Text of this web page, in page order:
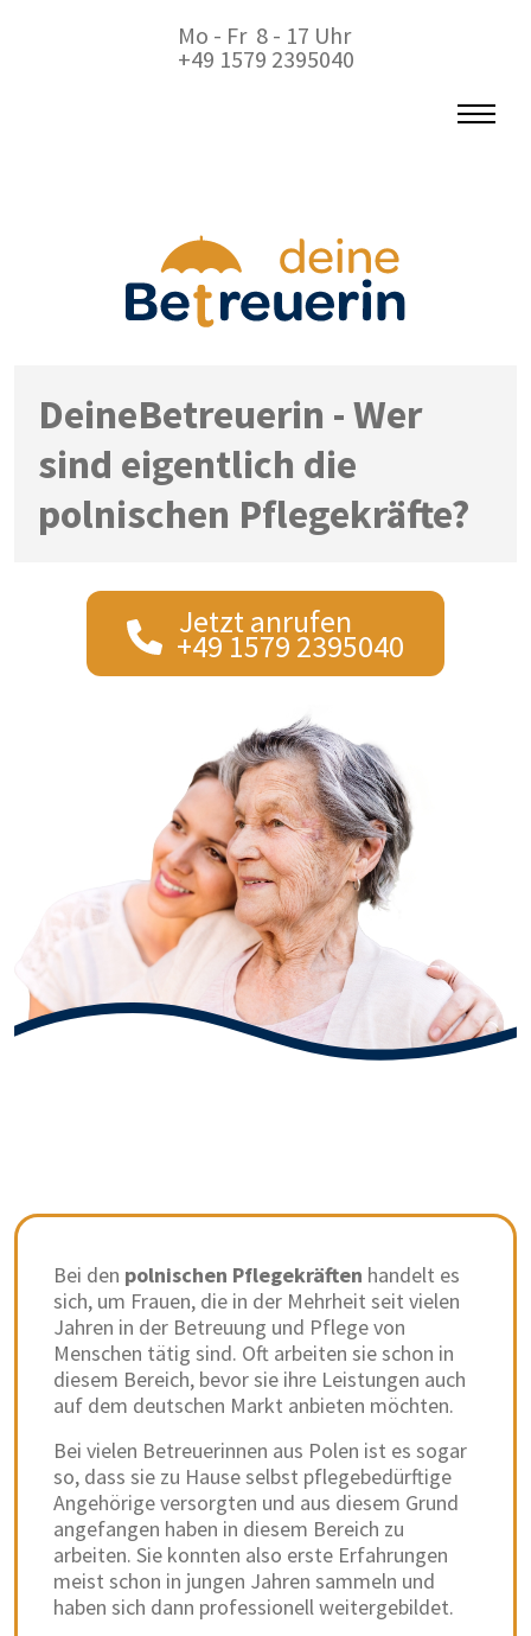
Mo - Fr 8 - 17 Uhr
+49 1579 2395040
DeineBetreuerin - Wer
sind eigentlich die
polnischen Pflegekräfte?
Jetzt anrufen
+49 1579 2395040
Bei den polnischen Pflegekräften handelt es
sich, um Frauen, die in der Mehrheit seit vielen
Jahren in der Betreuung und Pflege von
Menschen tätig sind. Oft arbeiten sie schon in
diesem Bereich, bevor sie ihre Leistungen auch
auf dem deutschen Markt anbieten möchten.
Bei vielen Betreuerinnen aus Polen ist es sogar
so, dass sie zu Hause selbst pflegebedürftige
Angehörige versorgten und aus diesem Grund
angefangen haben in diesem Bereich zu
arbeiten. Sie konnten also erste Erfahrungen
meist schon in jungen Jahren sammeln und
haben sich dann professionell weitergebildet.